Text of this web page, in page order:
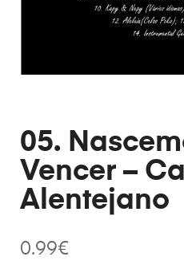
05.
Vencer –
Alentejano
0.99€